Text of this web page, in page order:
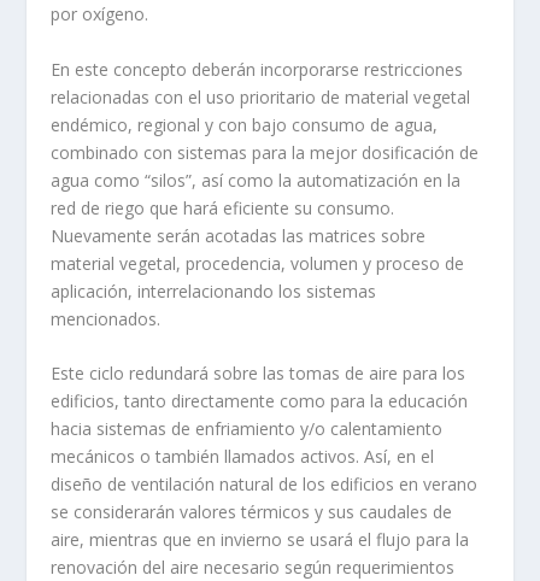
por oxígeno.
En este concepto deberán incorporarse restricciones
relacionadas con el uso prioritario de material vegetal
endémico, regional y con bajo consumo de agua,
combinado con sistemas para la mejor dosificación de
agua como “silos”, así como la automatización en la
red de riego que hará eficiente su consumo.
Nuevamente serán acotadas las matrices sobre
material vegetal, procedencia, volumen y proceso de
aplicación, interrelacionando los sistemas
mencionados.
Este ciclo redundará sobre las tomas de aire para los
edificios, tanto directamente como para la educación
hacia sistemas de enfriamiento y/o calentamiento
mecánicos o también llamados activos. Así, en el
diseño de ventilación natural de los edificios en verano
se considerarán valores térmicos y sus caudales de
aire, mientras que en invierno se usará el flujo para la
renovación del aire necesario según requerimientos